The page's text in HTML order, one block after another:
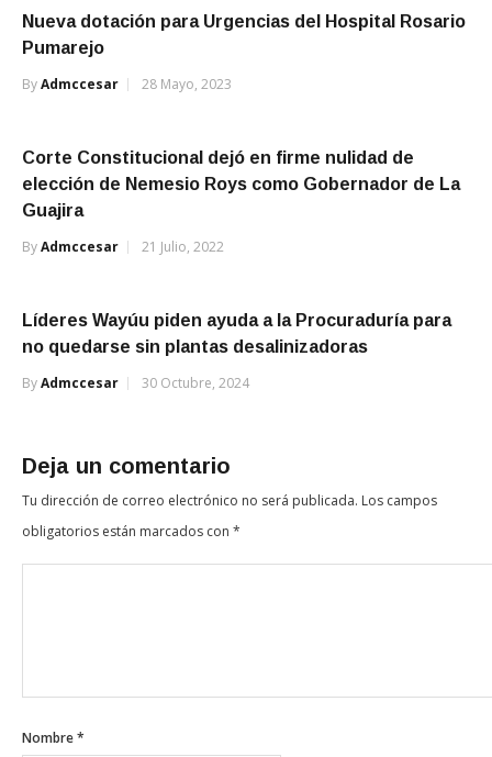
Nueva dotación para Urgencias del Hospital Rosario
Pumarejo
ByAdmccesar 28 Mayo, 2023
Corte Constitucional dejó en firme nulidad de
elección de Nemesio Roys como Gobernador de La
Guajira
ByAdmccesar 21 Julio, 2022
Líderes Wayúu piden ayuda a la Procuraduría para
no quedarse sin plantas desalinizadoras
ByAdmccesar 30 Octubre, 2024
Deja un comentario
Tu dirección de correo electrónico no será publicada. Los campos
obligatorios están marcados con *
Nombre*